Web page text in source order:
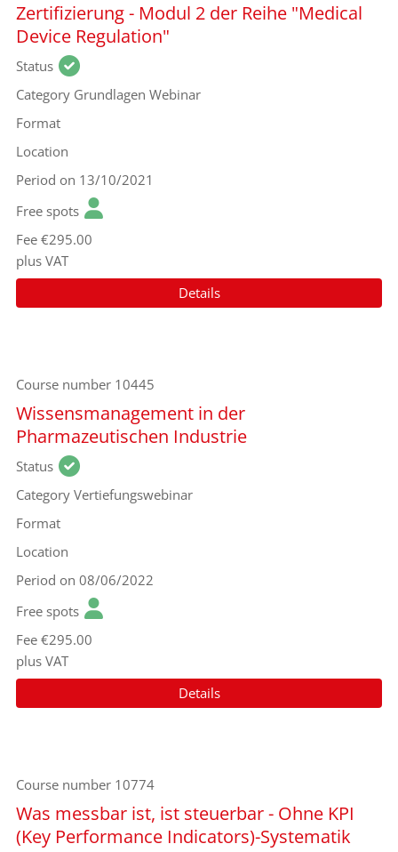
Zertifizierung - Modul 2 der Reihe "Medical
Device Regulation"
Status
Category Grundlagen Webinar
Format
Location
Period on 13/10/2021
Free spots
Fee €295.00
plus VAT
Details
Course number 10445
Wissensmanagement in der
Pharmazeutischen Industrie
Status
Category Vertiefungswebinar
Format
Location
Period on 08/06/2022
Free spots
Fee €295.00
plus VAT
Details
Course number 10774
Was messbar ist, ist steuerbar - Ohne KPI
(Key Performance Indicators)-Systematik